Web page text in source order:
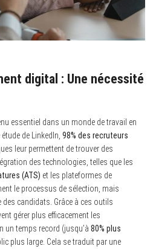
digital : Une nécessité
essentiel dans un monde de travail en
de LinkedIn, 98% des recruteurs
leur permettent de trouver des
des technologies, telles que les
(ATS) et les plateformes de
le processus de sélection, mais
des candidats. Grâce à ces outils
gérer plus efficacement les
un temps record (jusqu’à 80% plus
plus large. Cela se traduit par une